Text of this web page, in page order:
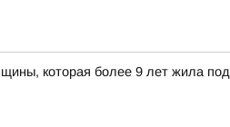
которая более 9 лет жила